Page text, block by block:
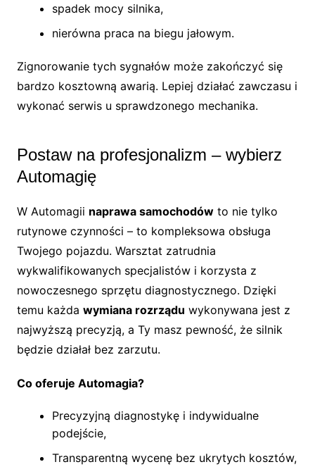
spadek mocy silnika,
nierówna praca na biegu jałowym.
Zignorowanie tych sygnałów może zakończyć się
bardzo kosztowną awarią. Lepiej działać zawczasu i
wykonać serwis u sprawdzonego mechanika.
Postaw na profesjonalizm – wybierz
Automagię
W Automagii naprawa samochodówto nie tylko
rutynowe czynności – to kompleksowa obsługa
Twojego pojazdu. Warsztat zatrudnia
wykwalifikowanych specjalistów i korzysta z
nowoczesnego sprzętu diagnostycznego. Dzięki
temu każda wymiana rozrządu wykonywana jest z
najwyższą precyzją, a Ty masz pewność, że silnik
będzie działał bez zarzutu.
Co oferuje Automagia?
Precyzyjną diagnostykę i indywidualne
podejście,
Transparentną wycenę bez ukrytych kosztów,